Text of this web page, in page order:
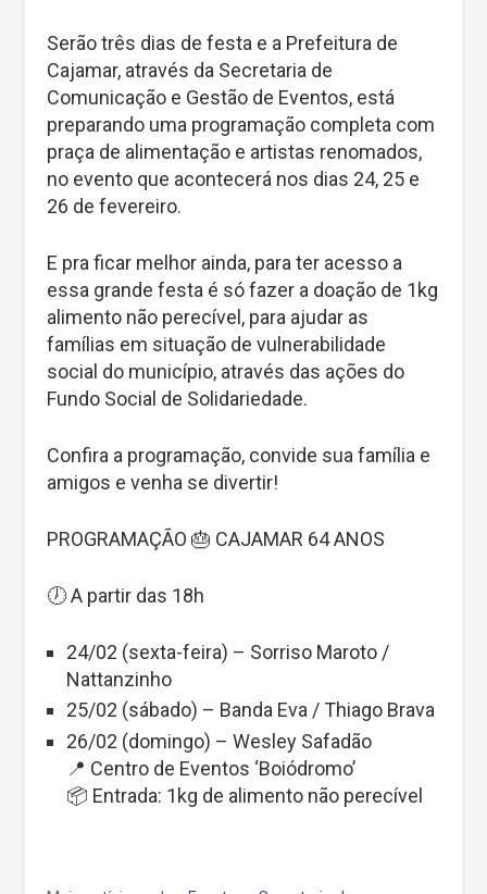
Serão três dias de festa e a Prefeitura de
Cajamar, através da Secretaria de
Comunicação e Gestão de Eventos, está
preparando uma programação completa com
praça de alimentação e artistas renomados,
no evento que acontecerá nos dias 24, 25 e
26 de fevereiro.
E pra ficar melhor ainda, para ter acesso a
essa grande festa é só fazer a doação de 1kg
alimento não perecível, para ajudar as
famílias em situação de vulnerabilidade
social do município, através das ações do
Fundo Social de Solidariedade.
Confira a programação, convide sua família e
amigos e venha se divertir!
PROGRAMAÇÃO 🎂 CAJAMAR 64 ANOS
🕖 A partir das 18h
24/02 (sexta-feira) – Sorriso Maroto /
Nattanzinho
25/02 (sábado) – Banda Eva / Thiago Brava
26/02 (domingo) – Wesley Safadão
📍 Centro de Eventos ‘Boiódromo’
📦 Entrada: 1kg de alimento não perecível